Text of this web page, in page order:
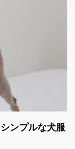
ンプルな犬服